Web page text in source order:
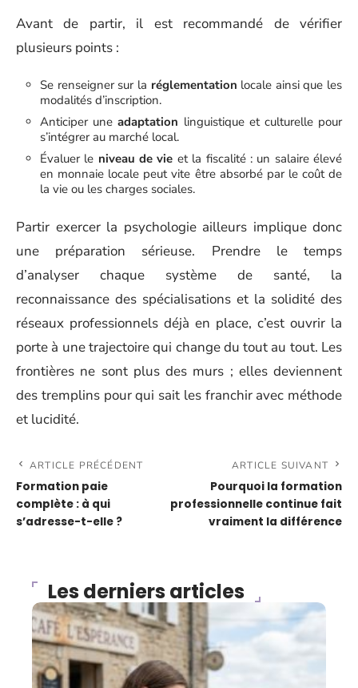
Avant de partir, il est recommandé de vérifier
plusieurs points :
Se renseigner sur la réglementation locale ainsi que les
modalités d’inscription.
Anticiper uneadaptation linguistique et culturelle pour
s’intégrer au marché local.
Évaluer le niveau de vie et la fiscalité : un salaire élevé
en monnaie locale peut vite être absorbé par le coût de
la vie ou les charges sociales.
Partir exercer la psychologie ailleurs implique donc
une préparation sérieuse. Prendre le temps
d’analyser chaque système de santé, la
reconnaissance des spécialisations et la solidité des
réseaux professionnels déjà en place, c’est ouvrir la
porte à une trajectoire qui change du tout au tout. Les
frontières ne sont plus des murs ; elles deviennent
des tremplins pour qui sait les franchir avec méthode
et lucidité.
ARTICLE PRÉCÉDENT
Formation paie
complète : à qui
s’adresse-t-elle ?
ARTICLE SUIVANT
Pourquoi la formation
professionnelle continue fait
vraiment la différence
Les derniers articles